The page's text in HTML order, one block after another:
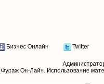
Бизнес Онлайн Twitter
Фураж Он-Лайн. Использование